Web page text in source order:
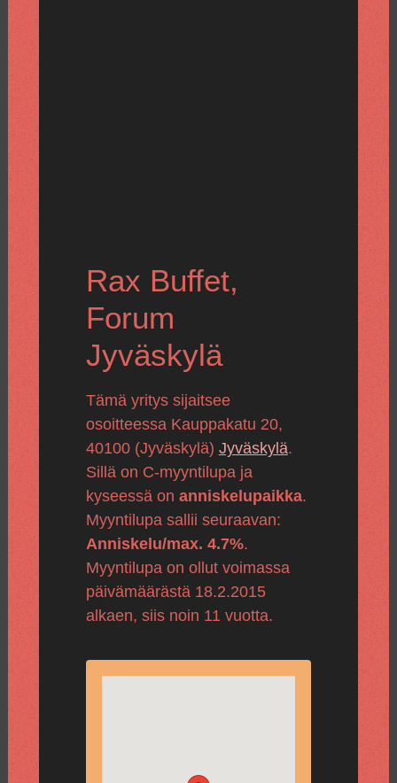
Rax Buffet,
Forum
Jyväskylä
Tämä yritys sijaitsee
osoitteessa Kauppakatu 20,
40100 (Jyväskylä) Jyväskylä.
Sillä on C-myyntilupa ja
kyseessä on anniskelupaikka.
Myyntilupa sallii seuraavan:
Anniskelu/max. 4.7%.
Myyntilupa on ollut voimassa
päivämäärästä 18.2.2015
alkaen, siis noin 11 vuotta.